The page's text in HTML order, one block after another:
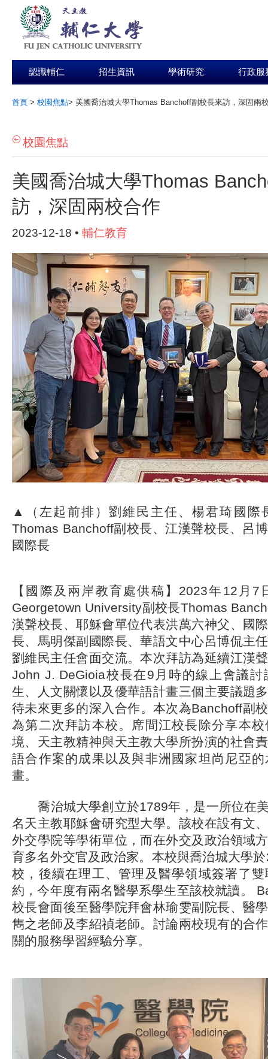
認識輔仁 招生資訊 學術研究 行政服
首頁 > 校園焦點> 美國喬治城大學Thomas Banchoff副校長來訪，深固兩
校園焦點
美國喬治城大學Thomas
訪，深固兩校合作
2023-12-18 • 輔仁教育
▲（左起前排）劉維民主任、楊君琦國際
Thomas Banchoff副校長、江漢聲校長、呂
國際長
【國際及兩岸教育處供稿】2023年12月7
Georgetown University副校長Thomas
漢聲校長、耶穌會單位代表洪萬六神父、國
長、馬明傑副國際長、華語文中心呂博侃主
劉維民主任會面交流。本次拜訪為延續江漢
John J. DeGioia校長在9月時的線上會議
生、人文關懷以及優華語計畫三個主要議題
待未來更多的深入合作。本次為Banchoff副
為第二次拜訪本校。席間江校長除分享本
境、天主教精神與天主教大學所扮演的社會
語合作案的成果以及與非洲國家坦尚尼亞
畫。
喬治城大學創立於1789年，是一所位在
名天主教耶穌會研究型大學。該校在設有文
外交學院等學術單位，而在外交及政治領域
育多名外交官及政治家。本校與喬治城大學
校，後續在理工、管理及醫學領域簽署了
約，今年度有兩名醫學系學生至該校就讀。
校長會面後至醫學院拜會林瑜雯副院長、醫
雋之老師及李紹禎老師。討論兩校現有的合
關的服務學習經驗分享。